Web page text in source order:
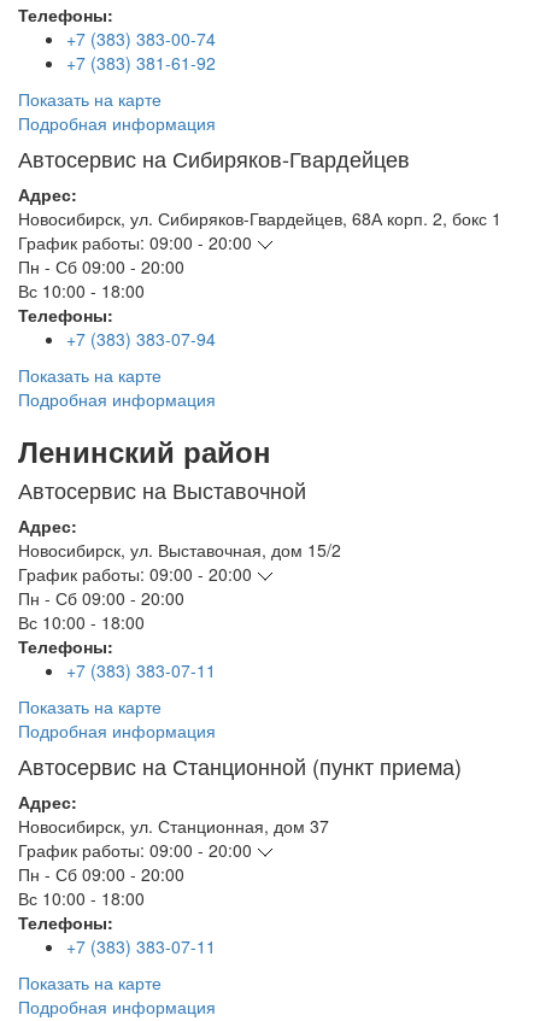
Телефоны:
+7 (383) 383-00-74
+7 (383) 381-61-92
Показать на карте
Подробная информация
Автосервис на Сибиряков-Гвардейцев
Адрес:
Новосибирск, ул. Сибиряков-Гвардейцев, 68А корп. 2, бокс 1
График работы: 09:00 - 20:00
Пн - Сб 09:00 - 20:00
Вс 10:00 - 18:00
Телефоны:
+7 (383) 383-07-94
Показать на карте
Подробная информация
Ленинский район
Автосервис на Выставочной
Адрес:
Новосибирск, ул. Выставочная, дом 15/2
График работы: 09:00 - 20:00
Пн - Сб 09:00 - 20:00
Вс 10:00 - 18:00
Телефоны:
+7 (383) 383-07-11
Показать на карте
Подробная информация
Автосервис на Станционной (пункт приема)
Адрес:
Новосибирск, ул. Станционная, дом 37
График работы: 09:00 - 20:00
Пн - Сб 09:00 - 20:00
Вс 10:00 - 18:00
Телефоны:
+7 (383) 383-07-11
Показать на карте
Подробная информация